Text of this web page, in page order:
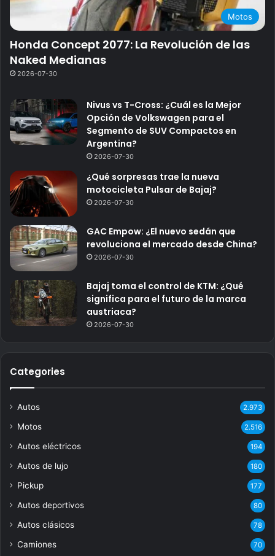
Motos
Honda Concept 2077: La Revolución de las
Naked Medianas
2026-07-30
Nivus vs T-Cross: ¿Cuál es la Mejor
Opción de Volkswagen para el
Segmento de SUV Compactos en
Argentina?
2026-07-30
¿Qué sorpresas trae la nueva
motocicleta Pulsar de Bajaj?
2026-07-30
GAC Empow: ¿El nuevo sedán que
revoluciona el mercado desde China?
2026-07-30
Bajaj toma el control de KTM: ¿Qué
significa para el futuro de la marca
austriaca?
2026-07-30
Categories
Autos 2.973
Motos 2.516
Autos eléctricos 194
Autos de lujo 180
Pickup 177
Autos deportivos 80
Autos clásicos 78
Camiones 70